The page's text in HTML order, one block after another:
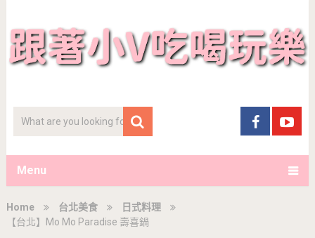
Menu
Home 台北美食
日式料理
【台北】Mo Mo Paradise 壽喜鍋